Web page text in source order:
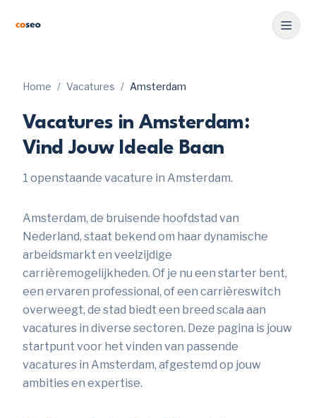
Home / Vacatures / Amsterdam
Vacatures in Amsterdam:
Vind Jouw Ideale Baan
1 openstaande vacature in Amsterdam.
Amsterdam, de bruisende hoofdstad van
Nederland, staat bekend om haar dynamische
arbeidsmarkt en veelzijdige
carrièremogelijkheden. Of je nu een starter bent,
een ervaren professional, of een carrièreswitch
overweegt, de stad biedt een breed scala aan
vacatures in diverse sectoren. Deze pagina is jouw
startpunt voor het vinden van passende
vacatures in Amsterdam, afgestemd op jouw
ambities en expertise.